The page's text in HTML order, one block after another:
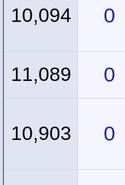
0
10,094
0
11,089
0
10,903